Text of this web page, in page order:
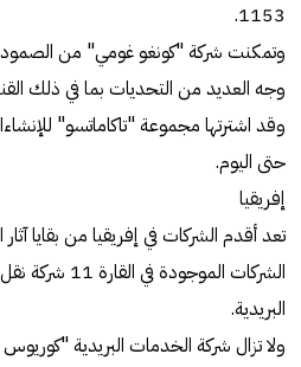
1153.
وتمكنت شركة "كونغو غومي" من
وجه العديد من التحديات بما في ذلك
حتى اليوم.
إفريقيا
تعد أقدم الشركات في إفريقيا من بقايا
الشركات
البريدية.